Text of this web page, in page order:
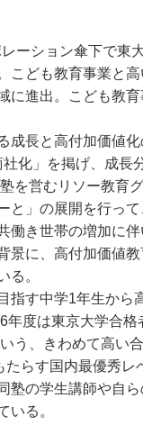
ーション傘下で東
こども教育事業と
に進出。こども教
長と高付加価値
化」を掲げ、成長
を営むリソー教育
」の展開を行っ
働き世帯の増加に
景に、高付加価値
る。
す中学1年生から
度は東京大学合
う、きわめて高い
らす国内最優秀
の学生講師や自
いる。